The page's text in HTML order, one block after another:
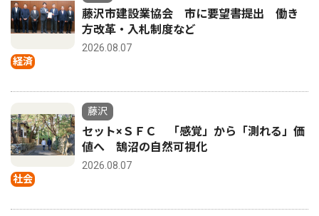
経済
藤沢市建設業協会 市に要望書提出 働き
方改革・入札制度など
2026.08.07
社会
藤沢
セット×ＳＦＣ 「感覚」から「測れる」価
値へ 鵠沼の自然可視化
2026.08.07